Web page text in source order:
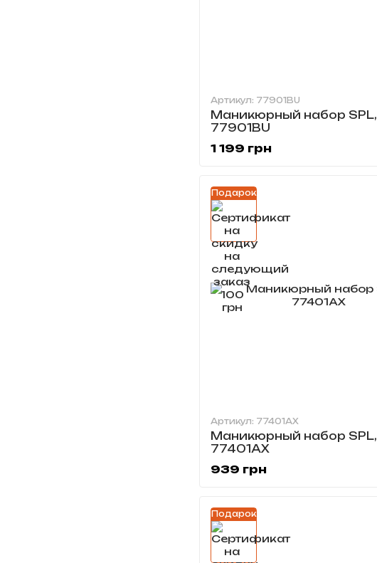
Артикул: 77901BU
Маникюрный набор SPL,
77901BU
1 199 грн
Подарок
Артикул: 77401AX
Маникюрный набор SPL,
77401AX
939 грн
Подарок